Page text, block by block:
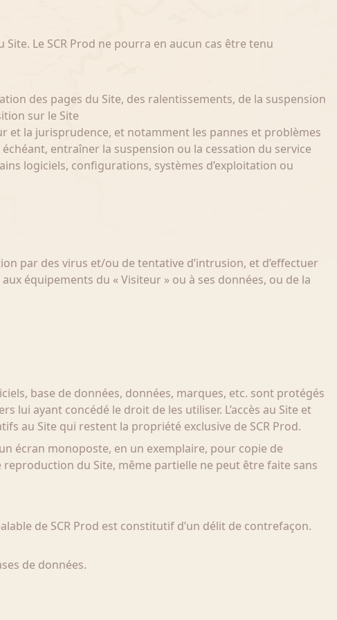
Le SCR Prod ne pourra en aucun cas être tenu
des pages du Site, des ralentissements, de la suspension
sur le Site
et la jurisprudence, et notamment les pannes et problèmes
entraîner la suspension ou la cessation du service
logiciels, configurations, systèmes d’exploitation ou
par des virus et/ou de tentative d’intrusion, et d’effectuer
équipements du « Visiteur » ou à ses données, ou de la
base de données, données, marques, etc. sont protégés
ayant concédé le droit de les utiliser. L’accès au Site et
au Site qui restent la propriété exclusive de SCR Prod.
écran monoposte, en un exemplaire, pour copie de
du Site, même partielle ne peut être faite sans
de SCR Prod est constitutif d’un délit de contrefaçon.
de données.